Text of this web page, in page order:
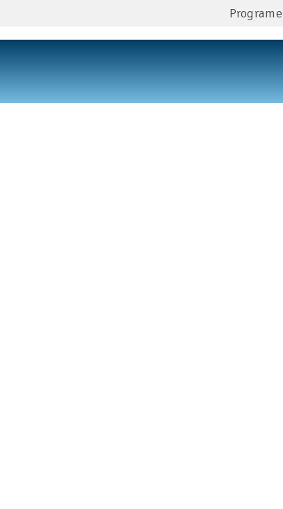
Programe
Matematică (STEM). În
sarcini. După ce termină